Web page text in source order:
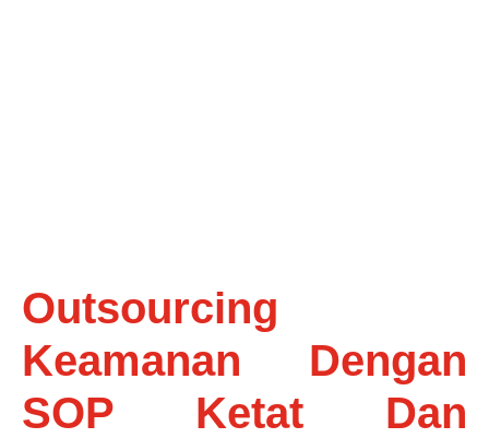
Outsourcing
Keamanan Dengan
SOP Ketat Dan